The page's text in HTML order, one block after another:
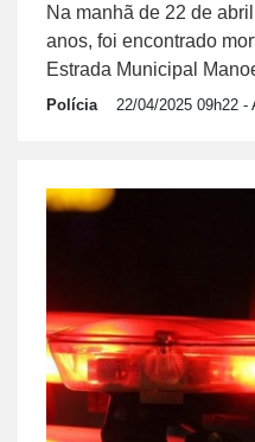
Na manhã de 22 de
anos, foi encontrado
Estrada Municipal
Polícia 22/04/2025 09h22 -